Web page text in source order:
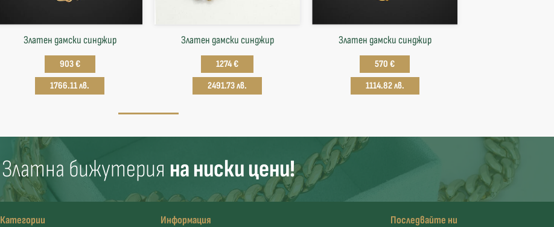
Златен дамски синджир
903 €
1766.11 лв.
Златен дамски синджир
1274 €
2491.73 лв.
Златен дамски синджир
570 €
1114.82 лв.
Златна бижутерия на ниски цени!
Категории Информация Последвайте ни